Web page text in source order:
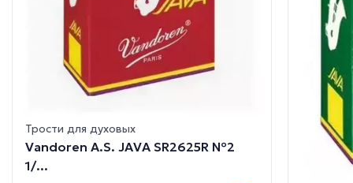
Трости для духовых
Vandoren A.S. JAVA SR2625R №2
1/...